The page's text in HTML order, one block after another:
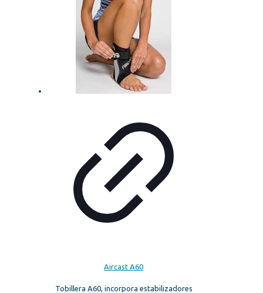
Aircast A60
Tobillera A60, incorpora estabilizadores